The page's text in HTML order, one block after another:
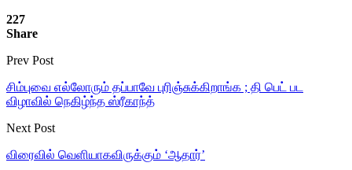
227
Share
Prev Post
சிம்புவை எல்லோரும் தப்பாவே புரிஞ்சுக்கிறாங்க ; தி பெட் பட
விழாவில் நெகிழ்ந்த ஸ்ரீகாந்த்
Next Post
விரைவில் வெளியாகவிருக்கும் ‘ஆதார்’